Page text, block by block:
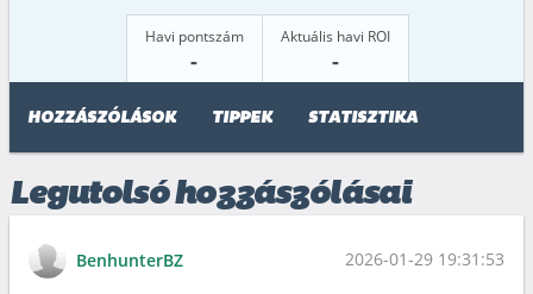
Havi pontszám
-
Aktuális havi ROI
-
HOZZÁSZÓLÁSOK TIPPEK STATISZTIKA
Legutolsó hozzászólásai
BenhunterBZ 2026-01-29 19:31:53